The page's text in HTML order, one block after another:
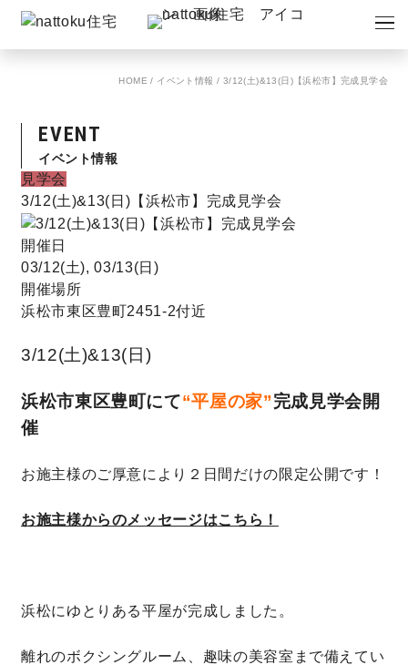
イベント
キャンペーン
ショールーム
モデルハウス
スタッフブログ
営業時間／10:00～20:00 定休日／年末年始
HOME / イベント情報 / 3/12(土)&13(日)【浜松市】完成見学会
EVENT
イベント情報
見学会
3/12(土)&13(日)【浜松市】完成見学会
開催日
03/12(土), 03/13(日)
開催場所
浜松市東区豊町2451-2付近
3/12(土)&13(日)
浜松市東区豊町にて“平屋の家”完成見学会開
催
お施主様のご厚意により２日間だけの限定公開です！
お施主様からのメッセージはこちら！
浜松にゆとりある平屋が完成しました。
離れのボクシングルーム、趣味の美容室まで備えてい